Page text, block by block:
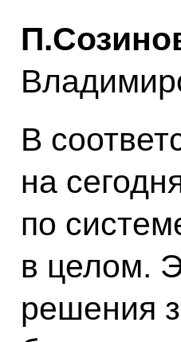
В
на
по
в целом.
решения